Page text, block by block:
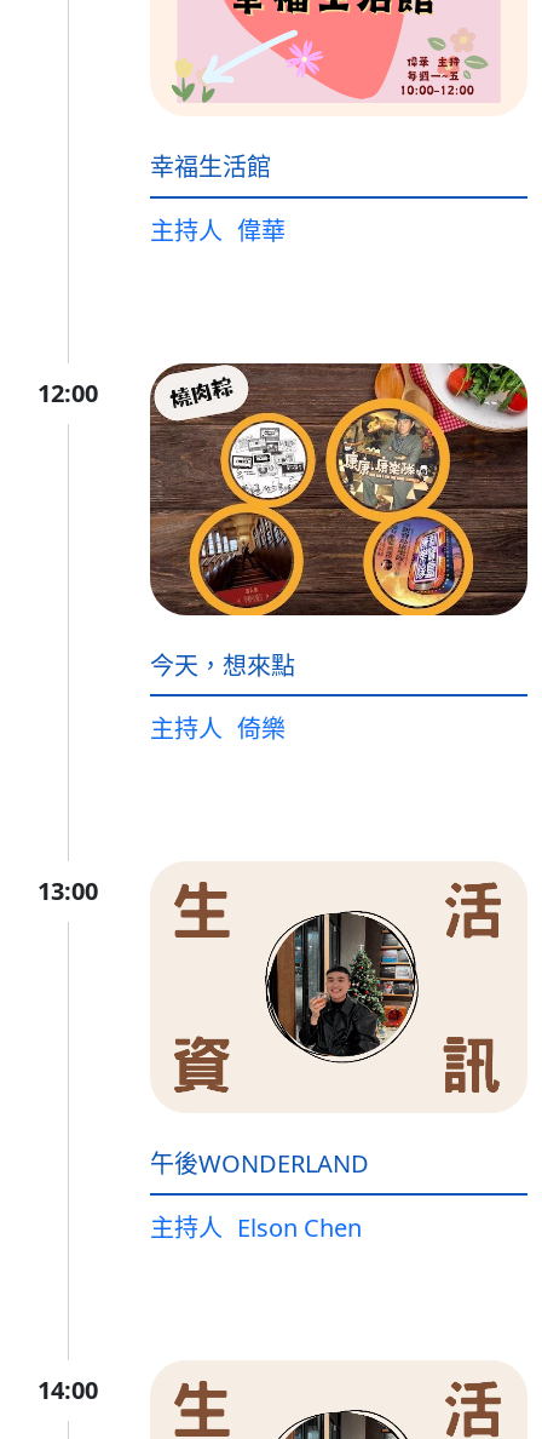
幸福生活館
主持人 偉華
12:00
今天，想來點
主持人 倚樂
13:00
午後WONDERLAND
主持人 Elson Chen
14:00